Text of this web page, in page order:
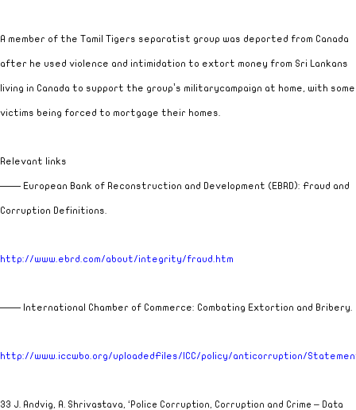
A member of the Tamil Tigers separatist group was deported from Canada
after he used violence and intimidation to extort money from Sri Lankans
living in Canada to support the group’s militarycampaign at home, with some
victims being forced to mortgage their homes.
Relevant links
—— European Bank of Reconstruction and Development (EBRD): Fraud and
Corruption Definitions.
http://www.ebrd.com/about/integrity/fraud.htm
—— International Chamber of Commerce: Combating Extortion and Bribery.
http://www.iccwbo.org/uploadedFiles/ICC/policy/anticorruption/
33 J. Andvig, A. Shrivastava, ‘Police Corruption, Corruption and Crime – Data